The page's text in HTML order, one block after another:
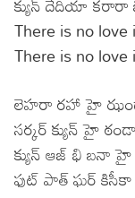
There is no
There is no
లెహరా రహా హై
సర్కర్ క్యున్ హై ఠండా
క్యున్ ఆజ్ భి బనా హై
ఫుట్ పాత్ ఘర్